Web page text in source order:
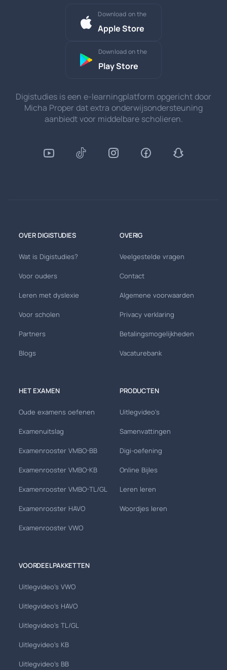
Download on the
Apple Store
Download on the
Play Store
Digistudies is een e-learningplatform opgericht door
Micha Proper dat extra onderwijsondersteuning
aanbiedt voor middelbare scholieren.
OVER DIGISTUDIES
Wat is Digistudies?
Voor ouders
Leren met dyslexie
Voor scholen
Partners
Blogs
OVERIG
Veelgestelde vragen
Contact
Algemene voorwaarden
Privacy verklaring
Betalingsmogelijkheden
Vacaturebank
HET EXAMEN
Oude examens oefenen
Examenuitslag
Examenrooster VMBO-BB
Examenrooster VMBO-KB
Examenrooster VMBO-TL/GL
Examenrooster HAVO
Examenrooster VWO
PRODUCTEN
Uitlegvideo's
Samenvattingen
Digi-oefening
Online Bijles
Leren leren
Woordjes leren
VOORDEELPAKKETTEN
Uitlegvideo's VWO
Uitlegvideo's HAVO
Uitlegvideo's TL/GL
Uitlegvideo's KB
Uitlegvideo's BB